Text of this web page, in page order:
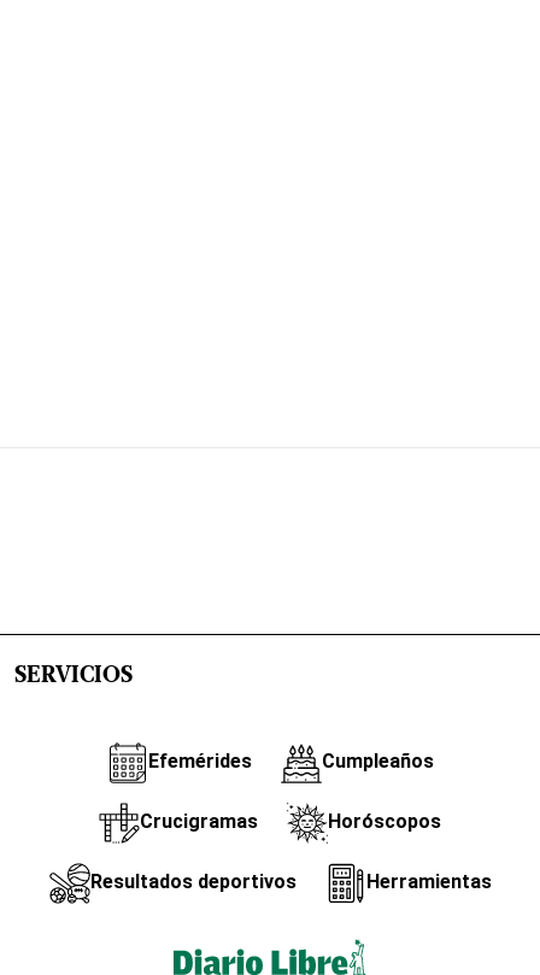
SERVICIOS
Efemérides Cumpleaños
Crucigramas Horóscopos
Resultados deportivos Herramientas